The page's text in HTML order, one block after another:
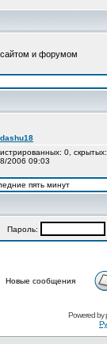
и форумом
dashu18
0,
2006 09:03
пять минут
Пароль:
Новые сообщения
Powered by